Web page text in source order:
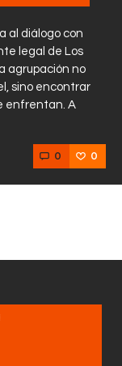
al diálogo con
legal de Los
agrupación no
sino encontrar
enfrentan. A
0 0